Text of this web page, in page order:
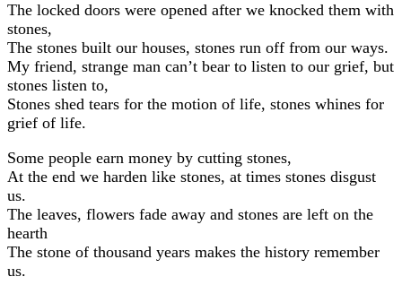
The locked doors were opened after we knocked them with
stones,
The stones built our houses, stones run off from our ways.
My friend, strange man can’t bear to listen to our grief, but
stones listen to,
Stones shed tears for the motion of life, stones whines for
grief of life.
Some people earn money by cutting stones,
At the end we harden like stones, at times stones disgust
us.
The leaves, flowers fade away and stones are left on the
hearth
The stone of thousand years makes the history remember
us.